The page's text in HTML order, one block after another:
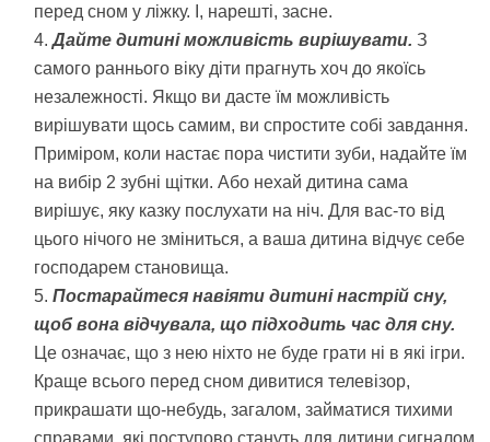
перед сном у ліжку. І, нарешті, засне.
Дайте дитині можливість вирішувати. З
самого раннього віку діти прагнуть хоч до якоїсь
незалежності. Якщо ви дасте їм можливість
вирішувати щось самим, ви спростите собі завдання.
Приміром, коли настає пора чистити зуби, надайте їм
на вибір 2 зубні щітки. Або нехай дитина сама
вирішує, яку казку послухати на ніч. Для вас-то від
цього нічого не зміниться, а ваша дитина відчує себе
господарем становища.
Постарайтеся навіяти дитині настрій сну,
щоб вона відчувала, що підходить час для сну.
Це означає, що з нею ніхто не буде грати ні в які ігри.
Краще всього перед сном дивитися телевізор,
прикрашати що-небудь, загалом, займатися тихими
справами, які поступово стануть для дитини сигналом,